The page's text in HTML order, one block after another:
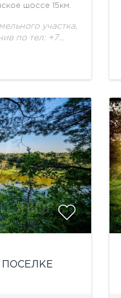
шоссе 15км.
участка,
по тел: +7